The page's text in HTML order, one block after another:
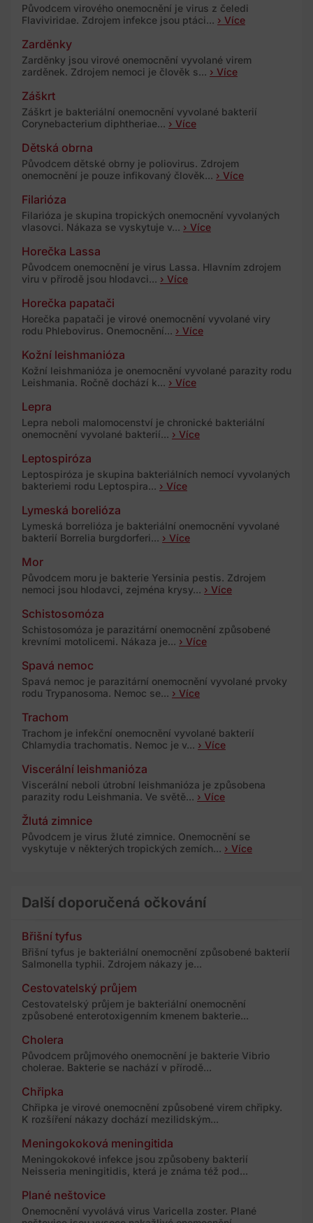
Původcem virového onemocnění je virus z čeledi
Flaviviridae. Zdrojem infekce jsou ptáci... › Více
Zarděnky
Zarděnky jsou virové onemocnění vyvolané virem
zarděnek. Zdrojem nemoci je člověk s... › Více
Záškrt
Záškrt je bakteriální onemocnění vyvolané bakterií
Corynebacterium diphtheriae... › Více
Dětská obrna
Původcem dětské obrny je poliovirus. Zdrojem
onemocnění je pouze infikovaný člověk... › Více
Filarióza
Filarióza je skupina tropických onemocnění vyvolaných
vlasovci. Nákaza se vyskytuje v... › Více
Horečka Lassa
Původcem onemocnění je virus Lassa. Hlavním zdrojem
viru v přírodě jsou hlodavci... › Více
Horečka papatači
Horečka papatači je virové onemocnění vyvolané viry
rodu Phlebovirus. Onemocnění... › Více
Kožní leishmanióza
Kožní leishmanióza je onemocnění vyvolané parazity rodu
Leishmania. Ročně dochází k... › Více
Lepra
Lepra neboli malomocenství je chronické bakteriální
onemocnění vyvolané bakterií... › Více
Leptospiróza
Leptospiróza je skupina bakteriálních nemocí vyvolaných
bakteriemi rodu Leptospira... › Více
Lymeská borelióza
Lymeská borrelióza je bakteriální onemocnění vyvolané
bakterií Borrelia burgdorferi... › Více
Mor
Původcem moru je bakterie Yersinia pestis. Zdrojem
nemoci jsou hlodavci, zejména krysy... › Více
Schistosomóza
Schistosomóza je parazitární onemocnění způsobené
krevními motolicemi. Nákaza je... › Více
Spavá nemoc
Spavá nemoc je parazitární onemocnění vyvolané prvoky
rodu Trypanosoma. Nemoc se... › Více
Trachom
Trachom je infekční onemocnění vyvolané bakterií
Chlamydia trachomatis. Nemoc je v... › Více
Viscerální leishmanióza
Viscerální neboli útrobní leishmanióza je způsobena
parazity rodu Leishmania. Ve světě... › Více
Žlutá zimnice
Původcem je virus žluté zimnice. Onemocnění se
vyskytuje v některých tropických zemích... › Více
Další doporučená očkování
Břišní tyfus
Břišní tyfus je bakteriální onemocnění způsobené bakterií
Salmonella typhii. Zdrojem nákazy je...
Cestovatelský průjem
Cestovatelský průjem je bakteriální onemocnění
způsobené enterotoxigenním kmenem bakterie...
Cholera
Původcem průjmového onemocnění je bakterie Vibrio
cholerae. Bakterie se nachází v přírodě...
Chřipka
Chřipka je virové onemocnění způsobené virem chřipky.
K rozšíření nákazy dochází mezilidským...
Meningokoková meningitida
Meningokokové infekce jsou způsobeny bakterií
Neisseria meningitidis, která je známa též pod...
Plané neštovice
Onemocnění vyvolává virus Varicella zoster. Plané